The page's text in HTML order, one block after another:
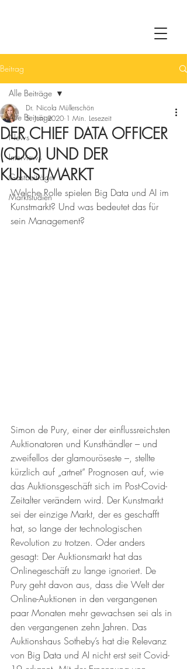
Beitrag
Alle Beiträge
News
Interviews
Gastbeiträge
Marktstudien
Alle Beiträge
DER CHIEF DATA OFFICER
(CDO) UND DER
KUNSTMARKT
Dr. Nicola Müllerschön
5. Juni 2020 1 Min. Lesezeit
Welche Rolle spielen Big Data und AI im
Kunstmarkt? Und was bedeutet das für
sein Management?
Simon de Pury, einer der einflussreichsten
Auktionatoren und Kunsthändler – und
zweifellos der glamouröseste –, stellte
kürzlich auf „artnet“ Prognosen auf, wie
das Auktionsgeschäft sich im Post-Covid-
Zeitalter verändern wird. Der Kunstmarkt
sei der einzige Markt, der es geschafft
hat, so lange der technologischen
Revolution zu trotzen. Oder anders
gesagt: Der Auktionsmarkt hat das
Onlinegeschäft zu lange ignoriert. De
Pury geht davon aus, dass die Welt der
Online-Auktionen in den vergangenen
paar Monaten mehr gewachsen sei als in
den vergangenen zehn Jahren. Das
Auktionshaus Sotheby’s hat die Relevanz
von Big Data und AI nicht erst seit Covid-